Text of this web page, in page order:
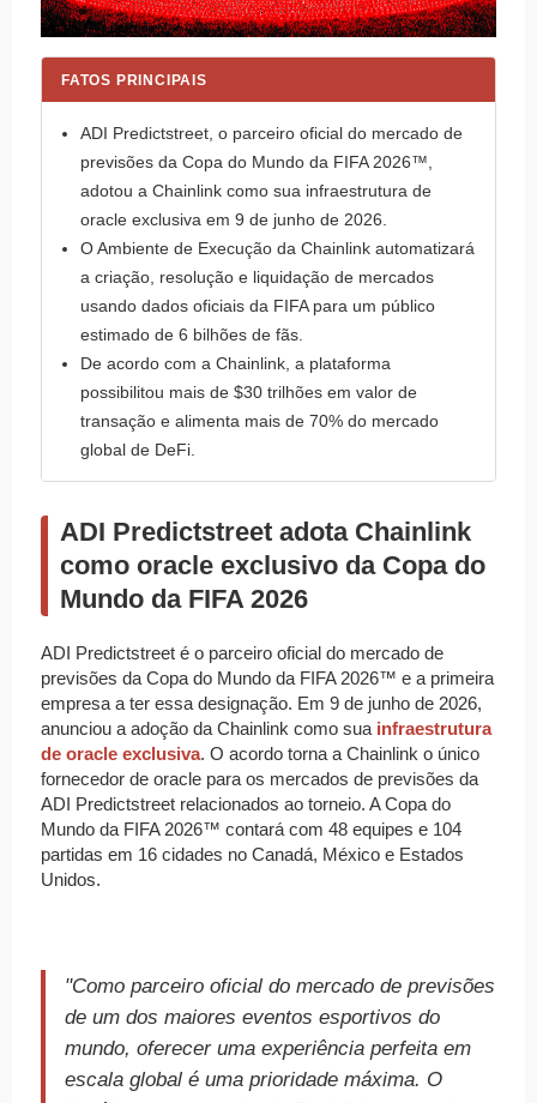
FATOS PRINCIPAIS
ADI Predictstreet, o parceiro oficial do mercado de
previsões da Copa do Mundo da FIFA 2026™,
adotou a Chainlink como sua infraestrutura de
oracle exclusiva em 9 de junho de 2026.
O Ambiente de Execução da Chainlink automatizará
a criação, resolução e liquidação de mercados
usando dados oficiais da FIFA para um público
estimado de 6 bilhões de fãs.
De acordo com a Chainlink, a plataforma
possibilitou mais de $30 trilhões em valor de
transação e alimenta mais de 70% do mercado
global de DeFi.
ADI Predictstreet adota Chainlink
como oracle exclusivo da Copa do
Mundo da FIFA 2026
ADI Predictstreet é o parceiro oficial do mercado de
previsões da Copa do Mundo da FIFA 2026™ e a primeira
empresa a ter essa designação. Em 9 de junho de 2026,
anunciou a adoção da Chainlink como sua infraestrutura
de oracle exclusiva. O acordo torna a Chainlink o único
fornecedor de oracle para os mercados de previsões da
ADI Predictstreet relacionados ao torneio. A Copa do
Mundo da FIFA 2026™ contará com 48 equipes e 104
partidas em 16 cidades no Canadá, México e Estados
Unidos.
"Como parceiro oficial do mercado de previsões
de um dos maiores eventos esportivos do
mundo, oferecer uma experiência perfeita em
escala global é uma prioridade máxima. O